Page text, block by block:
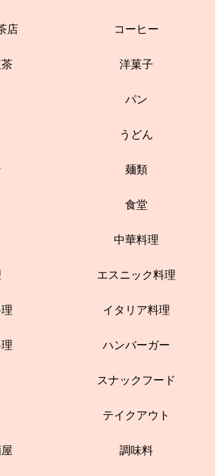
店 コーヒー
洋菓子
パン
うどん
麺類
食堂
中華料理
エスニック料理
イタリア料理
ハンバーガー
スナックフード
テイクアウト
調味料